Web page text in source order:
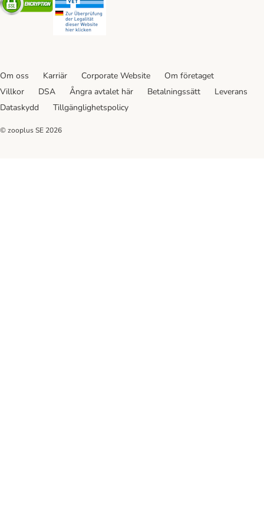
Om oss Karriär Corporate Website
Om företaget
Villkor
DSA Ångra avtalet här Betalningssätt
Leverans
Dataskydd
Tillgänglighetspolicy
© zooplus SE 2026